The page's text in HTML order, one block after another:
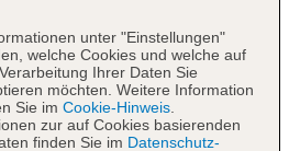
unter "Einstellungen"
welche Cookies und welche auf
Ihrer Daten Sie
möchten. Weitere Information
Sie im Cookie-Hinweis.
zur auf Cookies basierenden
finden Sie im Datenschutz-